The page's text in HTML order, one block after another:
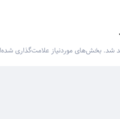
شد. بخش‌های موردنیاز علامت‌گذاری